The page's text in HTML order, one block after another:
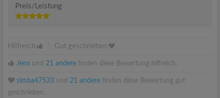
Preis/Leistung
Hilfreich Gut geschrieben
Jens und 21 andere finden diese Bewertung hilfreich.
simba47533 und 21 andere finden diese Bewertung gut
geschrieben.